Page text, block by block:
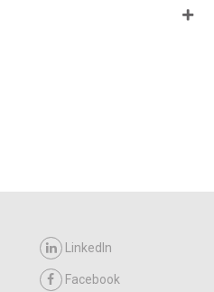
LinkedIn
Facebook